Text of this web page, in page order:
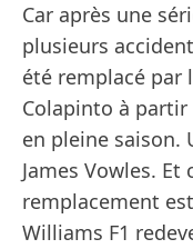
Car après une
plusieurs
été remplacé par
Colapinto à partir
en pleine saison.
James Vowles. Et
remplacement
Williams F1